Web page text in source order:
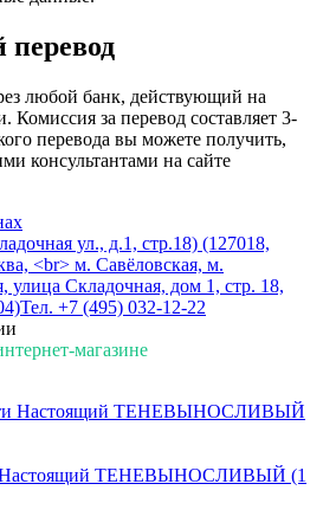
перевод
любой банк, действующий на
Комиссия за перевод составляет 3-
перевода вы можете получить,
консультантами на сайте
ул., д.1, стр.18) (127018,
<br> м. Савёловская, м.
улица Складочная, дом 1, стр. 18,
Тел. +7 (495) 032-12-22
магазине
Настоящий ТЕНЕВЫНОСЛИВЫЙ (1